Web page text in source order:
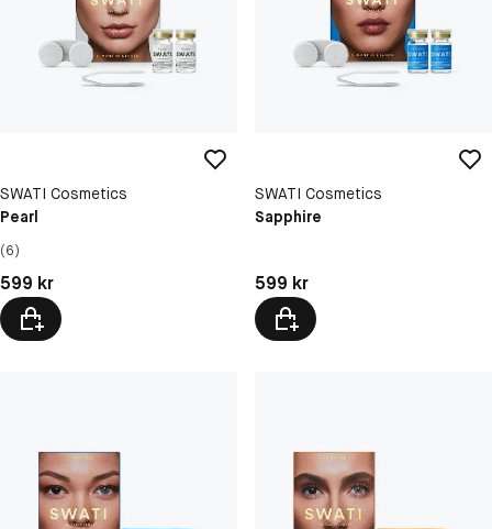
SWATI Cosmetics
Pearl
(6)
Pris: 599 kr
599 kr
SWATI Cosmetics
Sapphire
Pris: 599 kr
599 kr